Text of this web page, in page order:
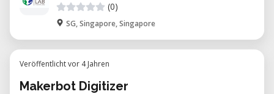
(0)
SG, Singapore, Singapore
Veröffentlicht vor 4 Jahren
Makerbot Digitizer